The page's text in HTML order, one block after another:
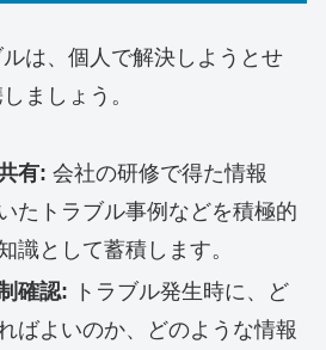
は、個人で解決しようとせ
ましょう。
有: 会社の研修で得た情報
たトラブル事例などを積極的
識として蓄積します。
確認: トラブル発生時に、ど
ばよいのか、どのような情報